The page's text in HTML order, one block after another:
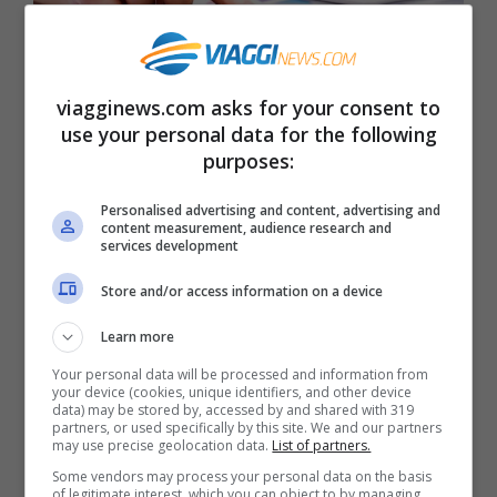
Esenzione IMU: la sentenza che fa scuola –
Si potrebbe trattare infatti di un
proprietario celibe o nubile privo di un
nucleo familiare che ha un immobile di
fatto destinato ad abitazione principale nel
quale risiede anagraficamente e dove ha
la dimora abituale. Una normativa disposta
dai giudici costituzionali di notevole
viagginews.com asks for your consent to
use your personal data for the following
purposes:
Personalised advertising and content, advertising and
content measurement, audience research and
services development
Store and/or access information on a device
Learn more
Your personal data will be processed and information from
your device (cookies, unique identifiers, and other device
data) may be stored by, accessed by and shared with 319
partners, or used specifically by this site. We and our partners
may use precise geolocation data. List of partners.
Some vendors may process your personal data on the basis